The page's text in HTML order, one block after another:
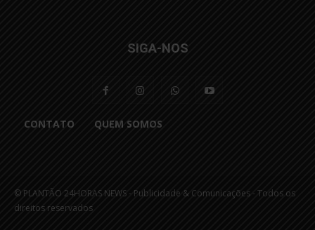
SIGA-NOS
CONTATO QUEM SOMOS
© PLANTÃO 24HORAS NEWS - Publicidade & Comunicações - Todos os
direitos reservados